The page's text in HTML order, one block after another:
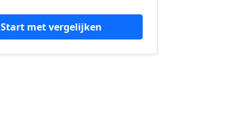
Start met vergelijken